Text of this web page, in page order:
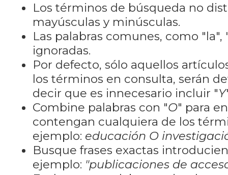
Los términos de búsqueda no
mayúsculas y minúsculas.
Las palabras comunes, como "la",
ignoradas.
Por defecto, sólo aquellos
los términos en consulta, serán
decir que es innecesario incluir "Y
Combine palabras con "O" para
contengan cualquiera de los
ejemplo: educación O
Busque frases exactas
ejemplo: "publicaciones de